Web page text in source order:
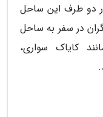
دو طرف این ساحل
در سفر به ساحل
کایاک سواری،